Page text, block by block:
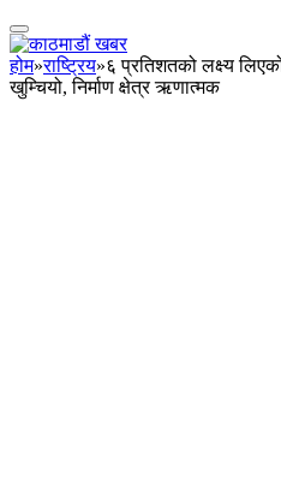
होम»राष्ट्रिय»६ प्रतिशतको लक्ष्य
खुम्चियो, निर्माण क्षेत्र ऋणात्मक